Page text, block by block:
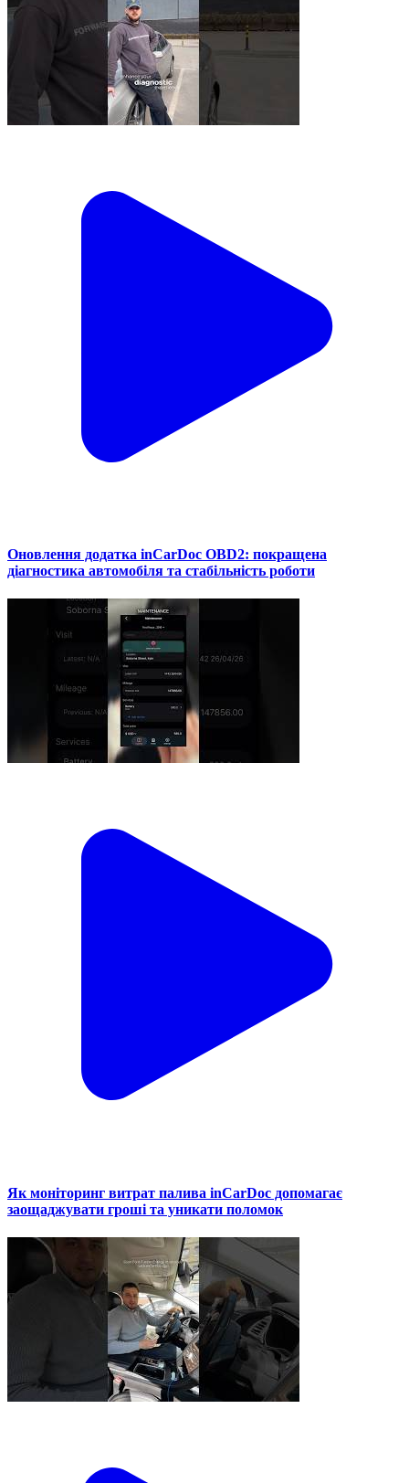
Оновлення додатка inCarDoc OBD2: покращена
діагностика автомобіля та стабільність роботи
Як моніторинг витрат палива inCarDoc допомагає
заощаджувати гроші та уникати поломок